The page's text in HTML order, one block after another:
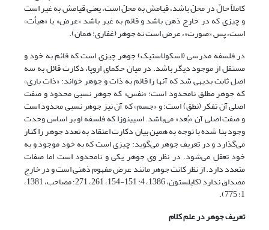
کاملاً حالّ در محلّ باشد، قیامش به محلّ است، یعنى قیامش به غیر است
و چیزى که در خارج ذهن باشد و قائم به غیر باشد «عرض» یا «هیأت»
است، پس «صورت»، عرض است نه جوهر (غفارى: همان).
در فلسفه مدرسی (اسکولاستیک) جوهر چیزی است که قائم به خود و
مستقل از موجود دیگر باشد. در میان حکمای اروپا، دکارت قائل به سه
اصل ثابت بدیهی شد که آنها را قائم به ذات و جوهر خواند: «ذات باری»
که جوهر مطلق نامحدود است؛ «نفس» که جوهر نسبی محدود و صفت
اصلی آن تفکر (نطق) است؛ و «جسم» که آن نیز جوهر نسبی محدود است
و صفت اصلی آن «بُعد» می‌باشد. اسپینوزا که فلسفه او بر اساس وحدت
وجود بنا شده با توجه به همین بیان دکارت اعتقاد به تعدد جوهر را کنار
می‌گذارد و در تعریف جوهر می‌گوید: چیزی است که به خود موجود و به
خود تعقل می‌شود. در نظر وی جوهر یکی و نامحدود است اما صفات
متعدد دارد. از نظر کانت جوهر مانند عرض مفهوم ذهنی است و در خارج
مصداق ندارد (کاپلستون، 1386، 4: 151-154، 261، 271؛ مصاحب، 1381،
1: 775).
تعریف جوهر در علم کلام